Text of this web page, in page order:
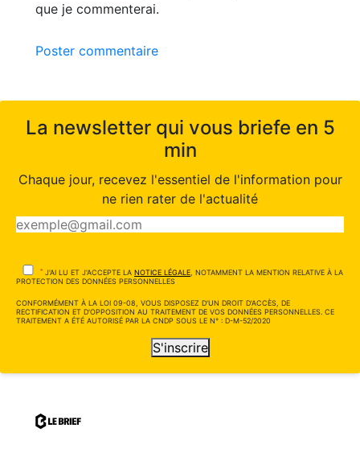
que je commenterai.
Poster commentaire
La newsletter qui vous briefe en 5
min
Chaque jour, recevez l'essentiel de l'information pour
ne rien rater de l'actualité
* J'AI LU ET J'ACCEPTE LA NOTICE LÉGALE, NOTAMMENT LA MENTION RELATIVE À LA
PROTECTION DES DONNÉES PERSONNELLES
CONFORMÉMENT À LA LOI 09-08, VOUS DISPOSEZ D'UN DROIT D'ACCÈS, DE
RECTIFICATION ET D'OPPOSITION AU TRAITEMENT DE VOS DONNÉES PERSONNELLES. CE
TRAITEMENT A ÉTÉ AUTORISÉ PAR LA CNDP SOUS LE N° : D-M-52/2020
S'inscrire